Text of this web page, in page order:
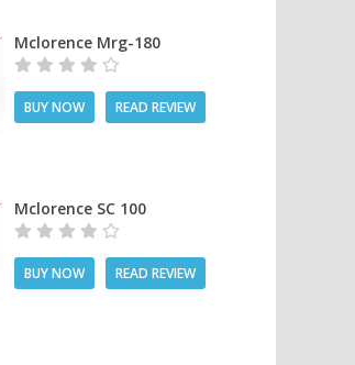
Mclorence Mrg-180
BUY NOW READ REVIEW
Mclorence SC 100
BUY NOW READ REVIEW